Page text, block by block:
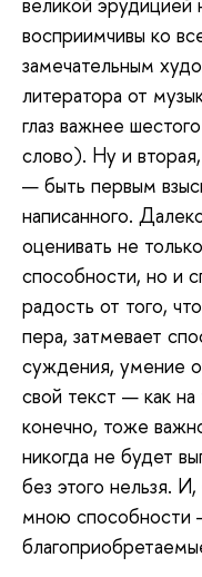
восприимчивы ко
замечательным
литератора от
глаз важнее
слово). Ну и
— быть первым
написанного.
оценивать не
способности, но и
радость от того,
пера, затмевает
суждения, умение
свой текст — как на
конечно, тоже
никогда не будет
без этого нельзя.
мною